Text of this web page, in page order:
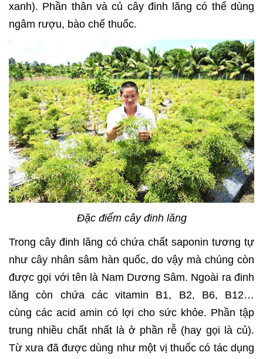
xanh). Phần thân và củ cây đinh lăng có thể dùng
ngâm rượu, bào chế thuốc.
Đặc điểm cây đinh lăng
Trong cây đinh lăng có chứa chất saponin tương tự
như cây nhân sâm hàn quốc, do vậy mà chúng còn
được gọi với tên là Nam Dương Sâm. Ngoài ra đinh
lăng còn chứa các vitamin B1, B2, B6, B12…
cùng các acid amin có lợi cho sức khỏe. Phần tập
trung nhiều chất nhất là ở phần rễ (hay gọi là củ).
Từ xưa đã được dùng như một vị thuốc có tác dụng